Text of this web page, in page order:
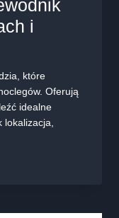
i
które
Oferują
idealne
lokalizacja,